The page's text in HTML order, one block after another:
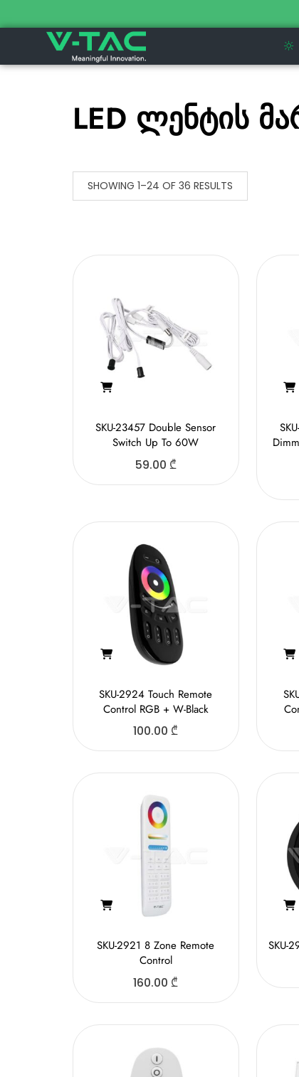
LED ლენტის
SHOWING 1–24 OF 36 RESULTS
SKU-23457 Double Sensor
Switch Up To 60W
59.00 ₾
SKU-2924 Touch Remote
Control RGB + W-Black
100.00₾
SKU-2921 8 Zone Remote
Control
160.00₾
SKU-